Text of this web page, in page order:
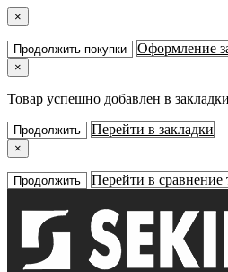
×
Продолжить покупки Оформление
×
Товар успешно добавлен в
Продолжить Перейти в закладки
×
Продолжить Перейти в сравнение